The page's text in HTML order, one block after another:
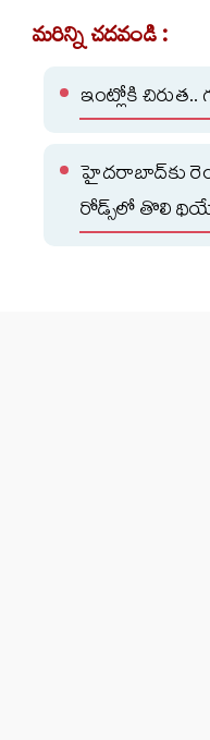
మరిన్ని చదవండి :
ఇంట్లోకి
హైదరాబాద్‌కు
రోడ్స్​లో తొలి